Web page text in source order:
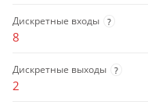
Дискретные входы ?
8
Дискретные выходы ?
2